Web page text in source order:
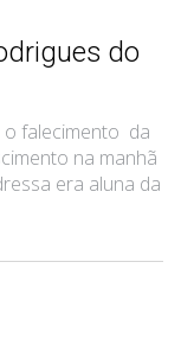
do
o falecimento da
na manhã
era aluna da